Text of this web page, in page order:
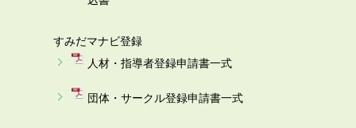
すみだマナビ登録
人材・指導者登録申請書一式
団体・サークル登録申請書一式